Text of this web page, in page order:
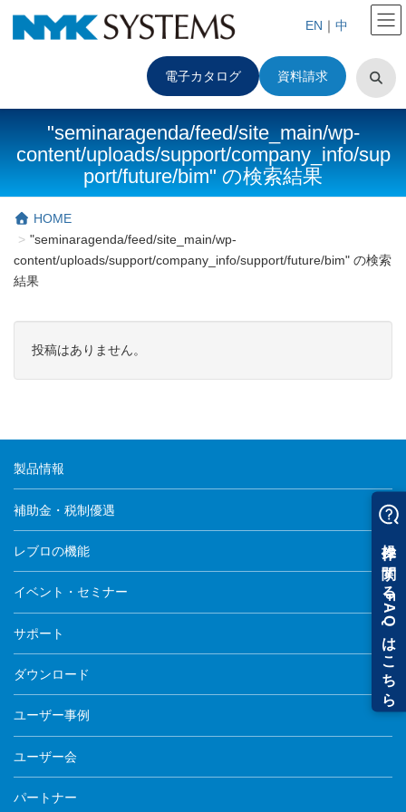
EN ｜ 中
電子カタログ 資料請求
"seminaragenda/feed/site_main/wp-
content/uploads/support/company_info/sup
port/future/bim" の検索結果
HOME
"seminaragenda/feed/site_main/wp-
content/uploads/support/company_info/support/future/bim" の検索
結果
投稿はありません。
製品情報
補助金・税制優遇
レブロの機能
イベント・セミナー
サポート
ダウンロード
ユーザー事例
ユーザー会
パートナー